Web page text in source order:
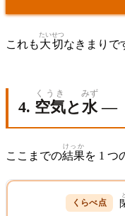
これも大切
たいせつ
なきまりで
4. 空気
くうき
と水
みず
—
ここまでの結果
けっか
を 1 つ
と